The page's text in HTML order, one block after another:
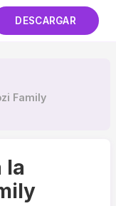
DESCARGAR
Family
la